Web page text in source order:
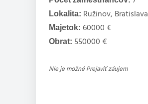
Lokalita: Ružinov, Bratislava
Majetok: 60000 €
Obrat: 550000 €
Nie je možné Prejaviť záujem